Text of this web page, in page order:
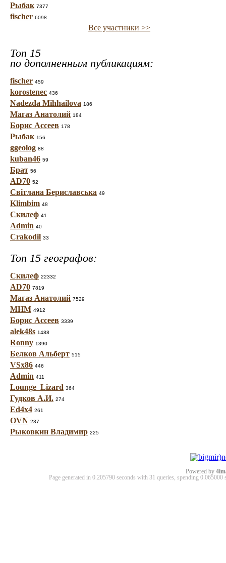
Рыбак 7377
fischer 6098
Все участники >>
Топ 15
по дополненным публикациям:
fischer 459
korostenec 436
Nadezda Mihhailova 186
Магаз Анатолий 184
Борис Ассеев 178
Рыбак 156
ggeolog 88
kuban46 59
Брат 56
AD70 52
Світлана Бериславська 49
Klimbim 48
Скилеф 41
Admin 40
Crakodil 33
Топ 15 географов:
Скилеф 22332
AD70 7819
Магаз Анатолий 7529
МНМ 4912
Борис Ассеев 3339
alek48s 1488
Ronny 1390
Белков Альберт 515
VSx86 446
Admin 411
Lounge_Lizard 364
Гудков А.И. 274
Ed4x4 261
OVN 237
Рыковкин Владимир 225
Powered by
Page generated in 0.205790 seconds with 31 queries, spending